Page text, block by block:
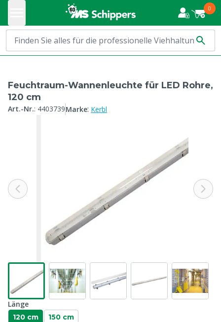
0
Feuchtraum-Wannenleuchte für LED Rohre,
120 cm
Art.-Nr.: 4403739Marke: Kerbl
Länge
120 cm 150 cm